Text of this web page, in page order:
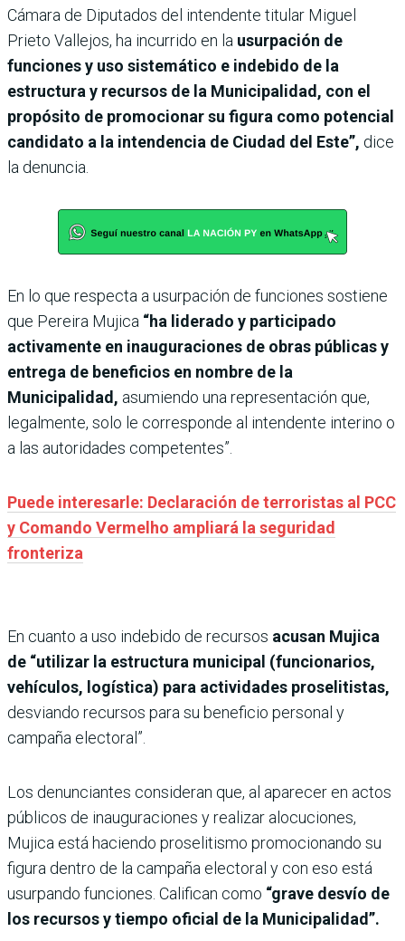
Cámara de Diputados del intendente titular Miguel
Prieto Vallejos, ha incurrido en la usurpación de
funciones y uso sistemático e indebido de la
estructura y recursos de la Municipalidad, con el
propósito de promocionar su figura como potencial
candidato a la intendencia de Ciudad del Este”, dice
la denuncia.
En lo que respecta a usurpación de funciones sostiene
que Pereira Mujica “ha liderado y participado
activamente en inauguraciones de obras públicas y
entrega de beneficios en nombre de la
Municipalidad, asumiendo una representación que,
legalmente, solo le corresponde al intendente interino o
a las autoridades competentes”.
Puede interesarle: Declaración de terroristas al PCC
y Comando Vermelho ampliará la seguridad
fronteriza
En cuanto a uso indebido de recursos acusan Mujica
de “utilizar la estructura municipal (funcionarios,
vehículos, logística) para actividades proselitistas,
desviando recursos para su beneficio personal y
campaña electoral”.
Los denunciantes consideran que, al aparecer en actos
públicos de inauguraciones y realizar alocuciones,
Mujica está haciendo proselitismo promocionando su
figura dentro de la campaña electoral y con eso está
usurpando funciones. Califican como “grave desvío de
los recursos y tiempo oficial de la Municipalidad”.